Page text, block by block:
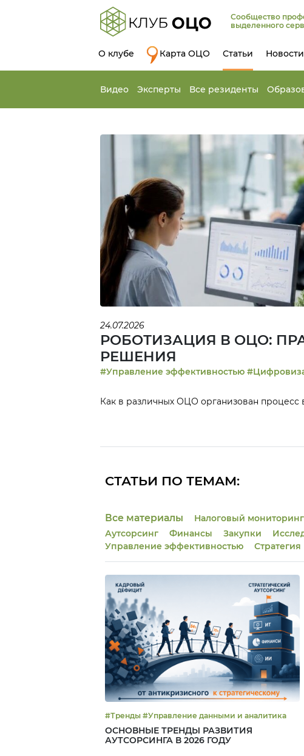
Сообщество
выделенного
О клубе Карта ОЦО Статьи Новости
Видео Эксперты Все резиденты
24.07.2026
РОБОТИЗАЦИЯ В ОЦО:
РЕШЕНИЯ
#Управление эффективностью
Как в различных ОЦО организован процесс
СТАТЬИ ПО ТЕМАМ:
Все материалы Налоговый мониторинг
Аутсорсинг
Финансы Закупки
Управление эффективностью
Стратегия
#Тренды #Управление данными и аналитика
ОСНОВНЫЕ ТРЕНДЫ РАЗВИТИЯ
АУТСОРСИНГА В 2026 ГОДУ